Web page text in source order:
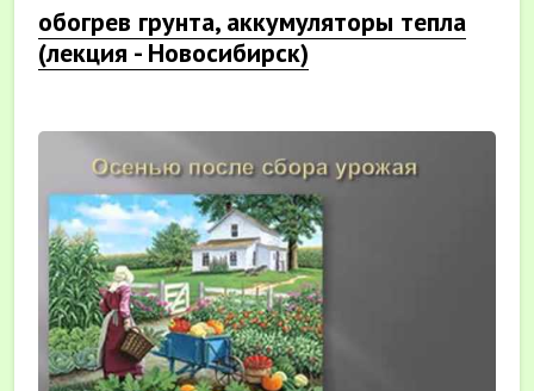
обогрев грунта, аккумуляторы тепла
(лекция - Новосибирск)